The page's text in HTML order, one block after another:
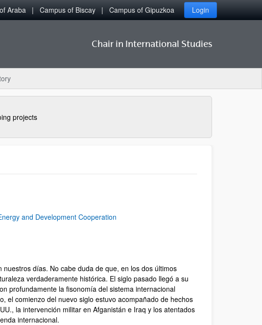
Araba Campus of Biscay Campus of Gipuzkoa Login
Chair in International Studies
projects
and Development Cooperation
días. No cabe duda de que, en los dos últimos
verdaderamente histórica. El siglo pasado llegó a su
profundamente la fisonomía del sistema internacional
el comienzo del nuevo siglo estuvo acompañado de hechos
la intervención militar en Afganistán e Iraq y los atentados
internacional.